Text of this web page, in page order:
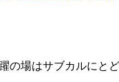
場はサブカルにと